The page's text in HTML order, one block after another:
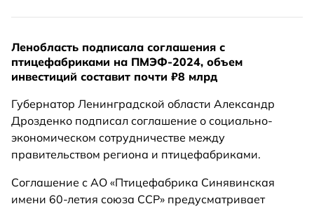
Ленобласть подписала соглашения с
птицефабриками на ПМЭФ-2024, объем
инвестиций составит почти ₽8 млрд
Губернатор Ленинградской области Александр
Дрозденко подписал соглашение о социально-
экономическом сотрудничестве между
правительством региона и птицефабриками.
Соглашение с АО «Птицефабрика Синявинская
имени 60-летия союза ССР» предусматривает